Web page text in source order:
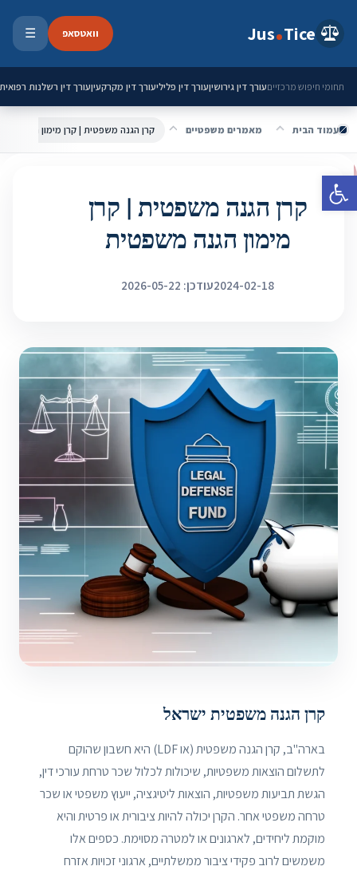
פתח סרגל נגישות
Jus Tice וואטסאפ ☰
תחומי חיפוש מרכזייםעורך דין גירושיןעורך דין פליליעורך דין מקרקעיןעורך דין רשלנות רפואית
עמוד הבית מאמרים משפטיים קרן הגנה משפטית | קרן מימון הגנה
קרן הגנה משפטית | קרן
מימון הגנה משפטית
2024-02-18עודכן: 2026-05-22
קרן הגנה משפטית ישראל
בארה"ב, קרן הגנה משפטית (או LDF) היא חשבון שהוקם
לתשלום הוצאות משפטיות, שיכולות לכלול שכר טרחת עורכי דין,
הגשת תביעות משפטיות, הוצאות ליטיגציה, ייעוץ משפטי או שכר
טרחה משפטי אחר. הקרן יכולה להיות ציבורית או פרטית והיא
מוקמת ליחידים, לארגונים או למטרה מסוימת. כספים אלו
משמשים לרוב פקידי ציבור ממשלתיים, ארגוני זכויות אזרח